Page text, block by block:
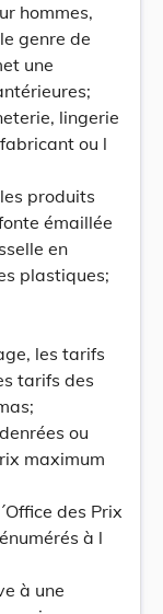
hommes,
genre de
une
lingerie
ou l
produits
émaillée
en
plastiques;
les tarifs
tarifs des
ou
maximum
des Prix
à l
à une